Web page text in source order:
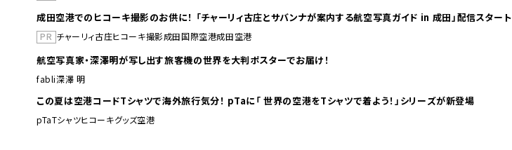
成田空港でのヒコーキ撮影のお供に！ 「チャーリィ古庄とサバンナが案内する航空写真ガイド in 成田」配信スタート
PR チャーリィ古庄ヒコーキ撮影成田国際空港成田空港
航空写真家・深澤明が写し出す旅客機の世界を大判ポスターでお届け！
fabli深澤 明
この夏は空港コードTシャツで海外旅行気分！ pTaに「 世界の空港をTシャツで着よう！」シリーズが新登場
pTaTシャツヒコーキグッズ空港